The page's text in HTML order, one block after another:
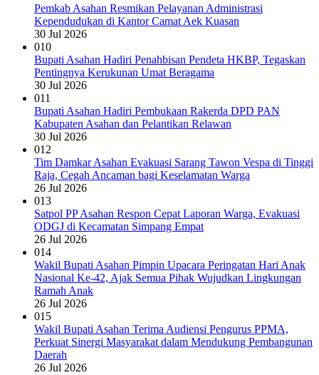
Pemkab Asahan Resmikan Pelayanan Administrasi
Kependudukan di Kantor Camat Aek Kuasan
30 Jul 2026
010
Bupati Asahan Hadiri Penahbisan Pendeta HKBP, Tegaskan
Pentingnya Kerukunan Umat Beragama
30 Jul 2026
011
Bupati Asahan Hadiri Pembukaan Rakerda DPD PAN
Kabupaten Asahan dan Pelantikan Relawan
30 Jul 2026
012
Tim Damkar Asahan Evakuasi Sarang Tawon Vespa di Tinggi
Raja, Cegah Ancaman bagi Keselamatan Warga
26 Jul 2026
013
Satpol PP Asahan Respon Cepat Laporan Warga, Evakuasi
ODGJ di Kecamatan Simpang Empat
26 Jul 2026
014
Wakil Bupati Asahan Pimpin Upacara Peringatan Hari Anak
Nasional Ke-42, Ajak Semua Pihak Wujudkan Lingkungan
Ramah Anak
26 Jul 2026
015
Wakil Bupati Asahan Terima Audiensi Pengurus PPMA,
Perkuat Sinergi Masyarakat dalam Mendukung Pembangunan
Daerah
26 Jul 2026